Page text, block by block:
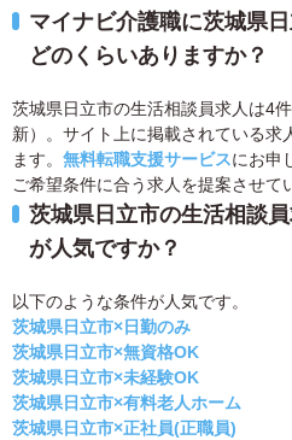
マイナビ介護職に茨城県
どのくらいありますか？
茨城県日立市の生活相談員求人は4
新）。サイト上に掲載されている求
ます。 無料転職支援サービスにお申
ご希望条件に合う求人を提案させて
茨城県日立市の生活相談
が人気ですか？
以下のような条件が人気です。
茨城県日立市×日勤のみ
茨城県日立市×無資格OK
茨城県日立市×未経験OK
茨城県日立市×有料老人ホーム
茨城県日立市×正社員(正職員)